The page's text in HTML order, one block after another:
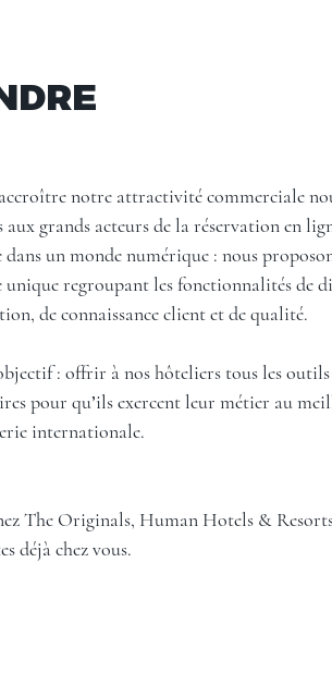
notre attractivité commerciale
aux grands acteurs de la réservation en
un monde numérique : nous
regroupant les fonctionnalités de
de connaissance client et de qualité.
: offrir à nos hôteliers tous les outils
pour qu’ils exercent leur métier au
internationale.
The Originals, Human Hotels &
déjà chez vous.